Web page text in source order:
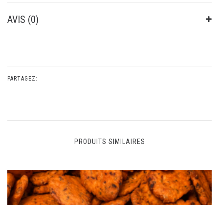
AVIS (0)
PARTAGEZ:
PRODUITS SIMILAIRES